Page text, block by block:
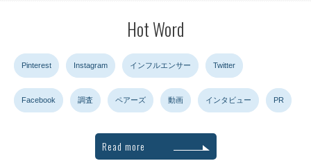
Hot Word
Pinterest Instagram インフルエンサー Twitter
Facebook 調査 ペアーズ 動画 インタビュー PR
Read more